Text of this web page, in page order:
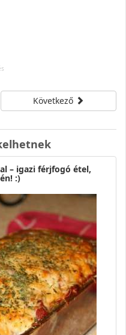
Következő
– igazi férjfogó étel,
:)